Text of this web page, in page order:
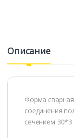
Описание
Форма сварная
соединения
сечением